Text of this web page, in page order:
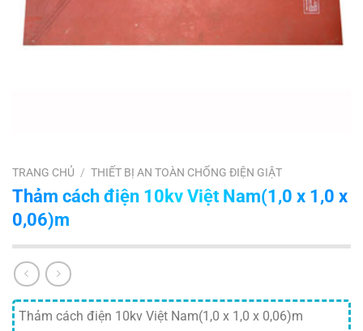
TRANG CHỦ / THIẾT BỊ AN TOÀN CHỐNG ĐIỆN GIẬT
Thảm cách điện 10kv Việt Nam(1,0 x 1,0 x
0,06)m
Thảm cách điện 10kv Việt Nam(1,0 x 1,0 x 0,06)m